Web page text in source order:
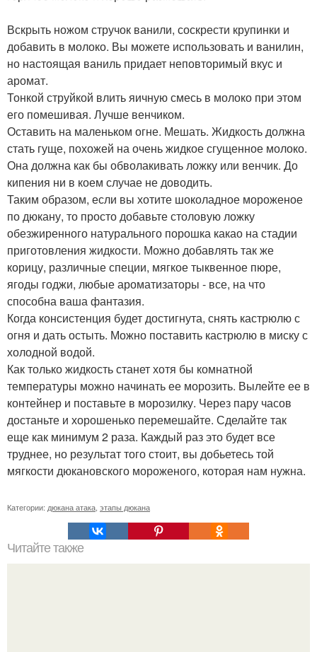
Вскрыть ножом стручок ванили, соскрести крупинки и
добавить в молоко. Вы можете использовать и ванилин,
но настоящая ваниль придает неповторимый вкус и
аромат.
Тонкой струйкой влить яичную смесь в молоко при этом
его помешивая. Лучше венчиком.
Оставить на маленьком огне. Мешать. Жидкость должна
стать гуще, похожей на очень жидкое сгущенное молоко.
Она должна как бы обволакивать ложку или венчик. До
кипения ни в коем случае не доводить.
Таким образом, если вы хотите шоколадное мороженое
по дюкану, то просто добавьте столовую ложку
обезжиренного натурального порошка какао на стадии
приготовления жидкости. Можно добавлять так же
корицу, различные специи, мягкое тыквенное пюре,
ягоды годжи, любые ароматизаторы - все, на что
способна ваша фантазия.
Когда консистенция будет достигнута, снять кастрюлю с
огня и дать остыть. Можно поставить кастрюлю в миску с
холодной водой.
Как только жидкость станет хотя бы комнатной
температуры можно начинать ее морозить. Вылейте ее в
контейнер и поставьте в морозилку. Через пару часов
достаньте и хорошенько перемешайте. Сделайте так
еще как минимум 2 раза. Каждый раз это будет все
труднее, но результат того стоит, вы добьетесь той
мягкости дюкановского мороженого, которая нам нужна.
Категории: дюкана атака этапы дюкана
Читайте также